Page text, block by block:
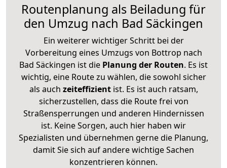
Routenplanung als Beiladung für
den Umzug nach Bad Säckingen
Ein weiterer wichtiger Schritt bei der
Vorbereitung eines Umzugs von Bottrop nach
Bad Säckingen ist die Planung der Routen. Es ist
wichtig, eine Route zu wählen, die sowohl sicher
als auch zeiteffizientist. Es ist auch ratsam,
sicherzustellen, dass die Route frei von
Straßensperrungen und anderen Hindernissen
ist. Keine Sorgen, auch hier haben wir
Spezialisten und übernehmen gerne die Planung,
damit Sie sich auf andere wichtige Sachen
konzentrieren können.